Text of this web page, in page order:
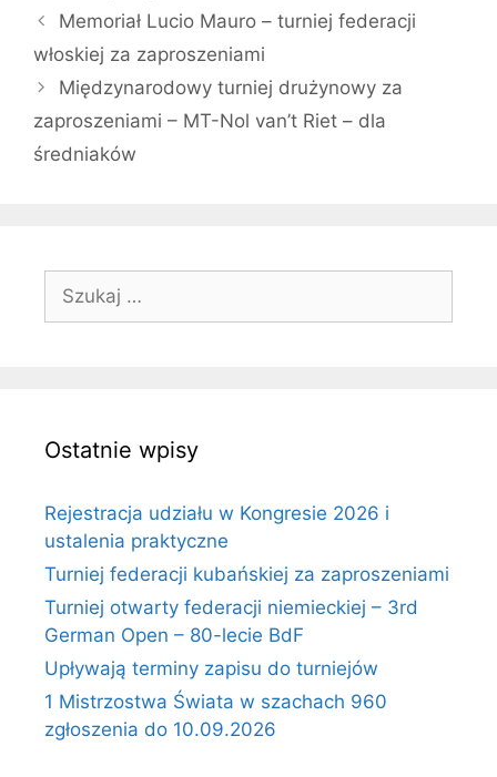
Memoriał Lucio Mauro – turniej federacji
włoskiej za zaproszeniami
Międzynarodowy turniej drużynowy za
zaproszeniami – MT-Nol van’t Riet – dla
średniaków
Szukaj:
Ostatnie wpisy
Rejestracja udziału w Kongresie 2026 i
ustalenia praktyczne
Turniej federacji kubańskiej za zaproszeniami
Turniej otwarty federacji niemieckiej – 3rd
German Open – 80-lecie BdF
Upływają terminy zapisu do turniejów
1 Mistrzostwa Świata w szachach 960
zgłoszenia do 10.09.2026